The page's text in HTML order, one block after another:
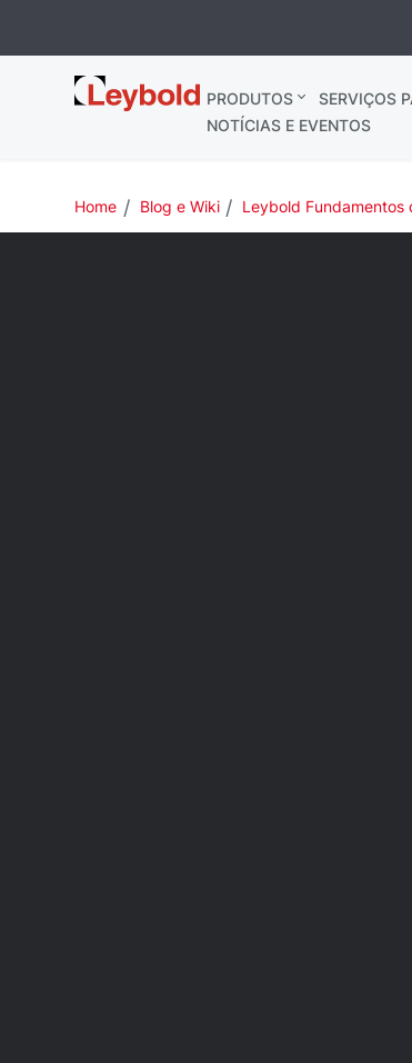
Leybold
Brasil
PRODUTOS SERVIÇOS
NOTÍCIAS E EVENTOS
Home Blog e Wiki Leybold